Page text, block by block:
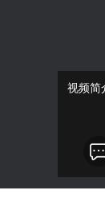
视频简